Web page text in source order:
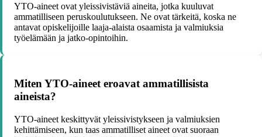
YTO-aineet ovat yleissivistäviä aineita, jotka kuuluvat
ammatilliseen peruskoulutukseen. Ne ovat tärkeitä, koska ne
antavat opiskelijoille laaja-alaista osaamista ja valmiuksia
työelämään ja jatko-opintoihin.
Miten YTO-aineet eroavat ammatillisista
aineista?
YTO-aineet keskittyvät yleissivistykseen ja valmiuksien
kehittämiseen, kun taas ammatilliset aineet ovat suoraan